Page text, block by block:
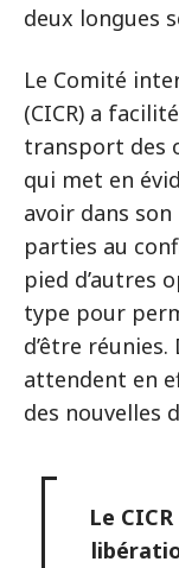
deux longues
Le Comité
(CICR) a
transport des
qui met en
avoir dans
parties au
pied d’autres
type pour
d’être
attendent en
des nouvelles
Le